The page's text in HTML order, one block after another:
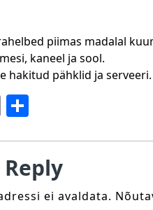
piimas madalal
kaneel ja sool.
hakitud pähklid ja serveeri.
E
ai ar
e
ei avaldata.